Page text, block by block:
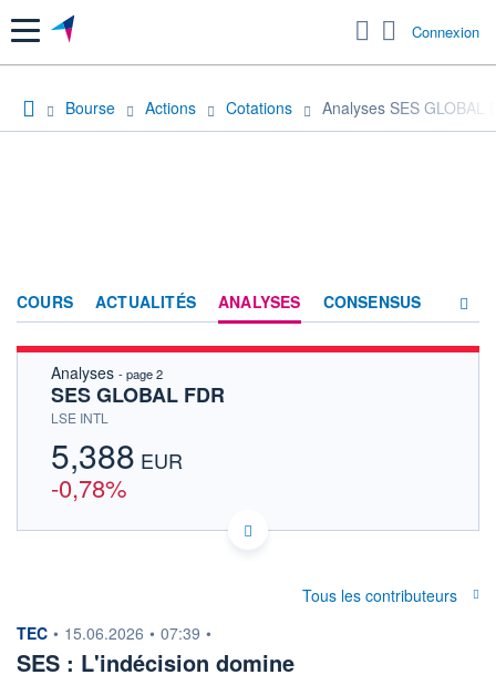
Menu Connexion
Bourse Actions Cotations Analyses SES GLOBAL
COURS ACTUALITÉS ANALYSES CONSENSUS
Analyses - page 2
SES GLOBAL FDR
LSE INTL
5,388 EUR
-0,78%
LU0088087324 0M6P
OUVERTURE
5,440 5,430
Tous les contributeurs
information fournie par
TEC • 15.06.2026 • 07:39 •
SES : L'indécision domine